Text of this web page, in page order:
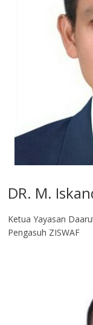
DR. M.
Ketua Yayasan
Pengasuh ZISWAF